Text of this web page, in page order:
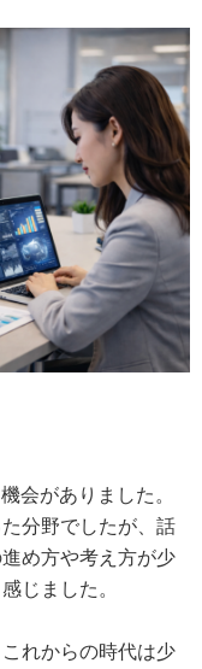
会がありました。
分野でしたが、話
め方や考え方が少
じました。
れからの時代は少